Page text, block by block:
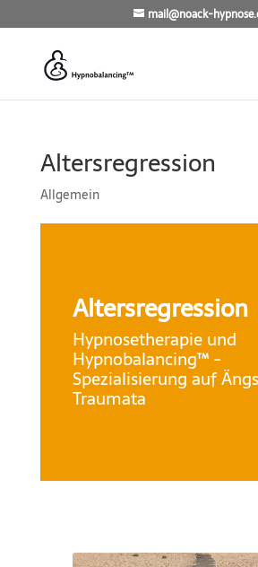
mail@noack-
Altersregression
Allgemein
Altersregression
Hypnosetherapie und
Hypnobalancing™ -
Spezialisierung auf
Traumata